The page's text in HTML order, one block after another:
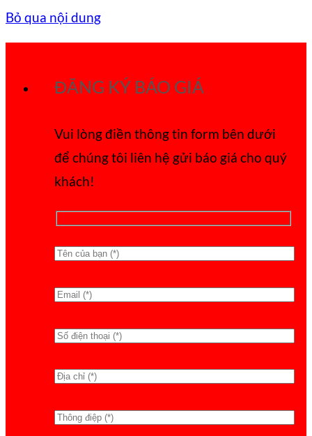
Bỏ qua nội dung
ĐĂNG KÝ BÁO GIÁ
Vui lòng điền thông tin form bên dưới
để chúng tôi liên hệ gửi báo giá cho quý
khách!